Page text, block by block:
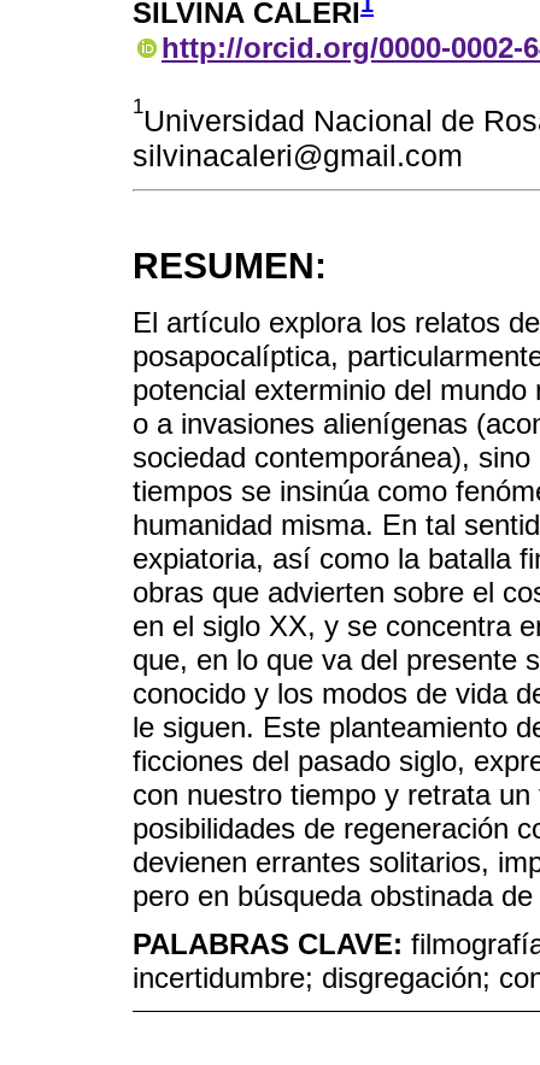
SILVINA CALERI
http://orcid.org/0000-0002-
1Universidad Nacional de
silvinacaleri@gmail.com
RESUMEN:
El artículo explora los relatos
posapocalíptica,
potencial exterminio del
o a invasiones alienígenas
sociedad contemporánea),
tiempos se insinúa como
humanidad misma. En tal
expiatoria, así como la batalla
obras que advierten sobre el
en el siglo XX, y se concentra
que, en lo que va del presente
conocido y los modos de vida
le siguen. Este planteamiento
ficciones del pasado siglo,
con nuestro tiempo y retrata
posibilidades de regeneración
devienen errantes solitarios,
pero en búsqueda obstinada
PALABRAS CLAVE:
incertidumbre; disgregación;